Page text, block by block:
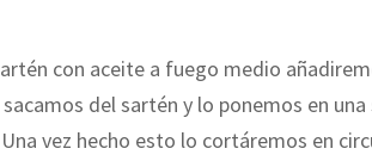
con aceite a fuego medio
del sartén y lo ponemos en
vez hecho esto lo cortáremos en